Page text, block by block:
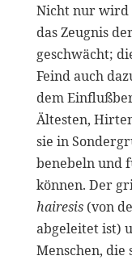
Nicht nur wird
das Zeugnis
geschwächt;
Feind auch
dem
Ältesten,
sie in
benebeln und
können. Der
hairesis (von
abgeleitet ist)
Menschen, die